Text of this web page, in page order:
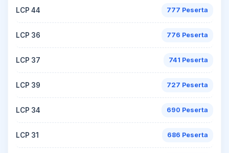
LCP 44 777 Peserta
LCP 36 776 Peserta
LCP 37 741 Peserta
LCP 39 727 Peserta
LCP 34 690 Peserta
LCP 31 686 Peserta